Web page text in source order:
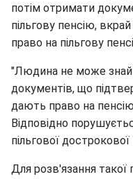
потім отримати
пільгову пенсію,
право на пільгову
"Людина не може
документів, що
дають право на
Відповідно
пільгової дострокової
Для розв'язання такої